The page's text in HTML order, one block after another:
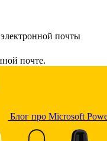
почты
почте.
Блог про Microsoft